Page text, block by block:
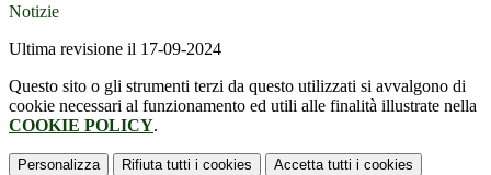
Notizie
Ultima revisione il 17-09-2024
Questo sito o gli strumenti terzi da questo utilizzati si avvalgono di
cookie necessari al funzionamento ed utili alle finalità illustrate nella
COOKIE POLICY.
Personalizza Rifiuta tutti i cookies Accetta tutti i cookies